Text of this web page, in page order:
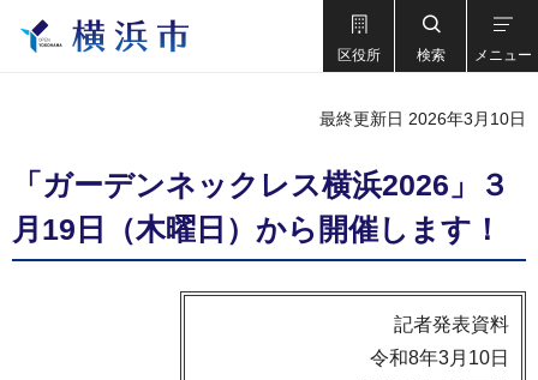
区役所 検索 メニュー
最終更新日 2026年3月10日
「ガーデンネックレス横浜2026」３
月19日（木曜日）から開催します！
記者発表資料
令和8年3月10日